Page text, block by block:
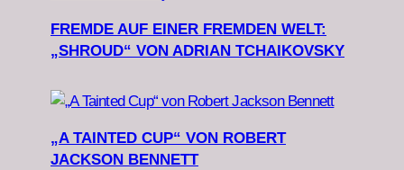
FREMDE AUF EINER FREMDEN WELT:
„SHROUD“ VON ADRIAN TCHAIKOVSKY
„A TAINTED CUP“ VON ROBERT
JACKSON BENNETT